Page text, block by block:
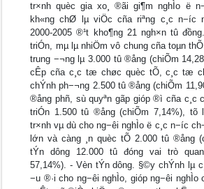
tr×nh quèc gia xo¸ ®ãi gi¶m nghÌo ë
kh«ng chØ lµ viÖc cña riªng c¸c n−íc
2000-2005 ®¹t kho¶ng 21 ngh×n tû
triÓn, mµ lµ nhiÖm vô chung cña toµn
trung −¬ng lµ 3.000 tû ®ång (chiÕm
cÊp cña c¸c tæ chøc quèc tÕ, c¸c tæ
chÝnh ph−¬ng 2.500 tû ®ång (chiÕm
®ång phñ, sù quyªn gãp gióp ®ì cña c¸c
triÓn 1.500 tû ®ång (chiÕm 7,14%), tõ
tr×nh vµ dù cho ng−êi nghÌo ë c¸c n−íc
lớn và càng ¸n quèc tÕ 2.000 tû ®ång
tÝn dông 12.000 tû đóng vai trò
57,14%). - Vèn tÝn dông. §©y chÝnh lµ
−u ®·i cho ng−êi nghÌo, gióp ng−êi